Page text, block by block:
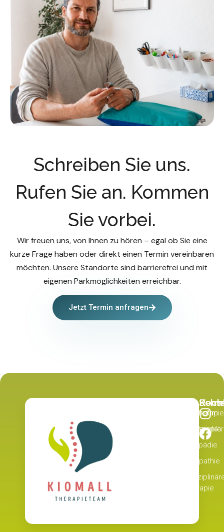
Schreiben Sie uns.
Rufen Sie an. Kommen
Sie vorbei.
Wir freuen uns, von Ihnen zu hören – egal ob Sie eine
kurze Frage haben oder direkt einen Termin vereinbaren
möchten. Unsere Standorte sind barrierefrei und mit
eigenen Parkmöglichkeiten erreichbar.
Jetzt Termin anfragen
Impressum
Physiotherapie
Ergotherapie
Logopädie
Osteopathie
Therapie